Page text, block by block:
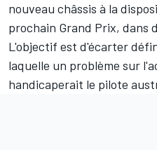
nouveau châssis à la
prochain Grand Prix, dans
L'objectif est d'écarter
laquelle un problème sur
handicaperait le pilote